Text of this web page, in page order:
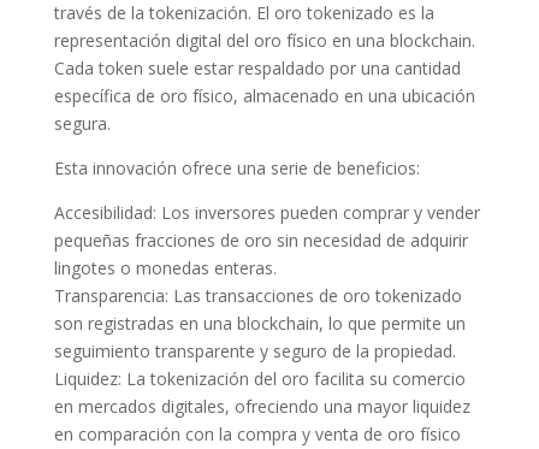
través de la tokenización. El oro tokenizado es la
representación digital del oro físico en una blockchain.
Cada token suele estar respaldado por una cantidad
específica de oro físico, almacenado en una ubicación
segura.
Esta innovación ofrece una serie de beneficios:
Accesibilidad: Los inversores pueden comprar y vender
pequeñas fracciones de oro sin necesidad de adquirir
lingotes o monedas enteras.
Transparencia: Las transacciones de oro tokenizado
son registradas en una blockchain, lo que permite un
seguimiento transparente y seguro de la propiedad.
Liquidez: La tokenización del oro facilita su comercio
en mercados digitales, ofreciendo una mayor liquidez
en comparación con la compra y venta de oro físico